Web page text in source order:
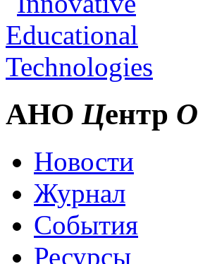
АНО Центр О
Новости
Журнал
События
Ресурсы